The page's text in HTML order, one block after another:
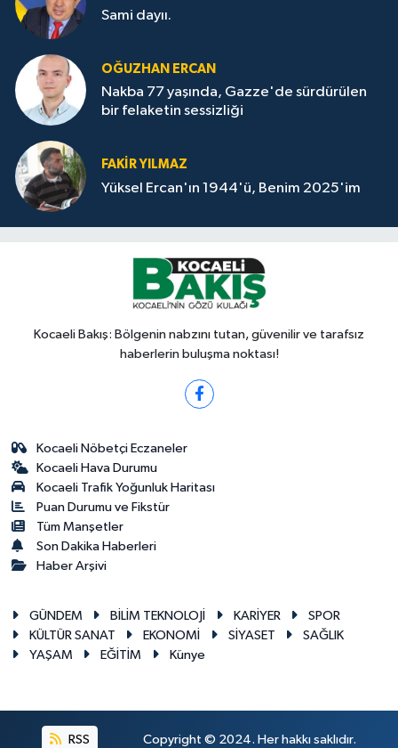
Sami dayıı.
OĞUZHAN ERCAN
Nakba 77 yaşında, Gazze'de sürdürülen
bir felaketin sessizliği
FAKİR YILMAZ
Yüksel Ercan'ın 1944'ü, Benim 2025'im
Kocaeli Bakış: Bölgenin nabzını tutan, güvenilir ve tarafsız
haberlerin buluşma noktası!
Kocaeli Nöbetçi Eczaneler
Kocaeli Hava Durumu
Kocaeli Trafik Yoğunluk Haritası
Puan Durumu ve Fikstür
Tüm Manşetler
Son Dakika Haberleri
Haber Arşivi
GÜNDEM BİLİM TEKNOLOJİ KARİYER
SPOR
KÜLTÜR SANAT
EKONOMİ SİYASET
SAĞLIK
YAŞAM
EĞİTİM Künye
RSS Copyright © 2024. Her hakkı saklıdır.